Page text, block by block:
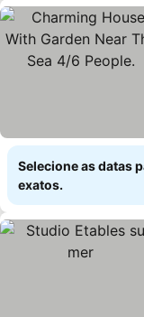
Selecione as datas
exatos.